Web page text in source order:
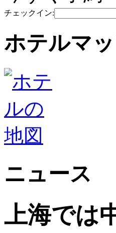
チェックイン:
ホテルマ
ニュース
上海では